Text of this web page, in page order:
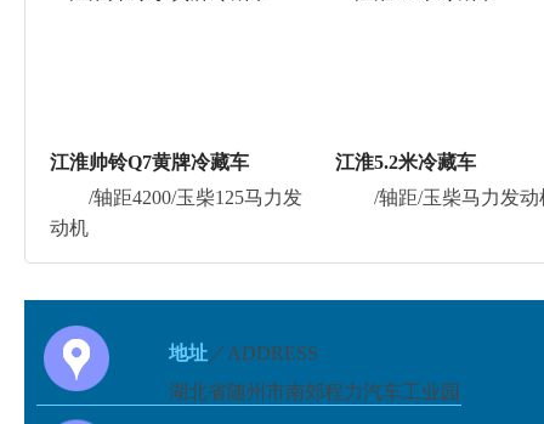
江淮帅铃Q7黄牌冷藏车
/轴距4200/玉柴125马力发
动机
江淮5.2米冷藏车
/轴距/玉柴马力发动
地址 ／ADDRESS
湖北省随州市南郊程力汽车工业园